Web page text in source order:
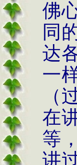
佛
同
达
一
（
在
等
讲